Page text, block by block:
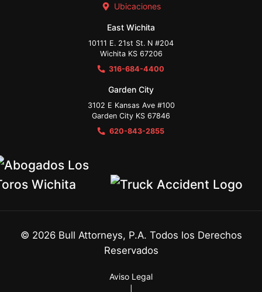
Ubicaciones
East Wichita
10111 E. 21st St. N #204
Wichita KS 67206
316-684-4400
Garden City
3102 E Kansas Ave #100
Garden City KS 67846
620-843-2855
© 2026 Bull Attorneys, P.A. Todos los Derechos
Reservados
Aviso Legal